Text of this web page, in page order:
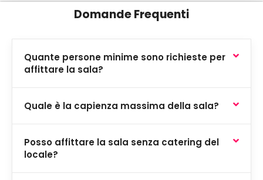
Domande Frequenti
Quante persone minime sono richieste per
affittare la sala?
Quale è la capienza massima della sala?
Posso affittare la sala senza catering del
locale?